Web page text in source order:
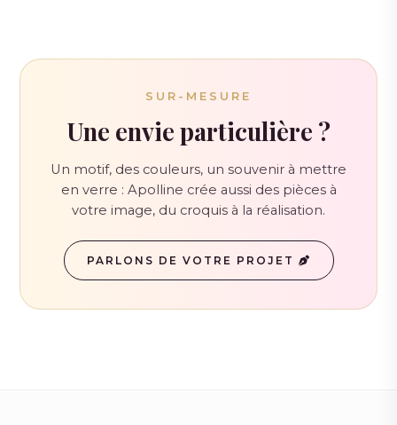
SUR-MESURE
Une envie particulière ?
Un motif, des couleurs, un souvenir à mettre
en verre : Apolline crée aussi des pièces à
votre image, du croquis à la réalisation.
PARLONS DE VOTRE PROJET